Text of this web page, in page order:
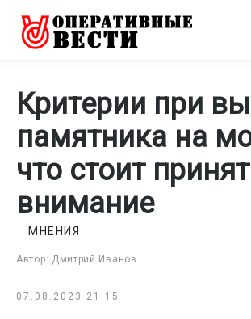
Критерии при
памятника на
что стоит
внимание
Автор: Дмитрий Иванов
МНЕНИЯ
07.08.2023 21:15